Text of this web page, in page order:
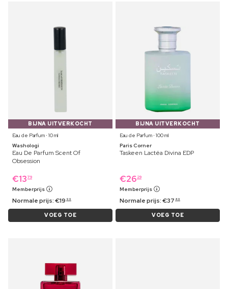
BIJNA UITVERKOCHT
Eau de Parfum ⋅ 10 ml
Washologi
Eau De Parfum Scent Of
Obsession
€13 79
Memberprijs
Normale prijs:€19 99
VOEG TOE
BIJNA UITVERKOCHT
Eau de Parfum ⋅ 100 ml
Paris Corner
Taskeen Lactéa Divina EDP
€26 29
Memberprijs
Normale prijs:€37 49
VOEG TOE